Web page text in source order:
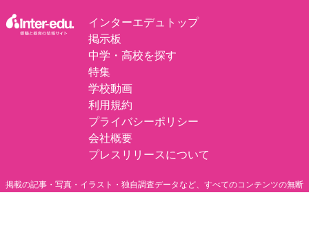
インターエデュトップ
掲示板
中学・高校を探す
特集
学校動画
利用規約
プライバシーポリシー
会社概要
プレスリリースについて
掲載の記事・写真・イラスト・独自調査データなど、すべてのコンテンツの無断